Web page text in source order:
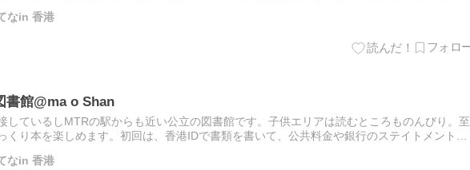
なin 香港
書館@ma o Shan
しているしMTRの駅からも近い公立の図書館です。子供エリアは読むところものんびり。至
くり本を楽しめます。初回は、香港IDで書類を書いて、公共料金や銀行のステイトメントな
なin 香港